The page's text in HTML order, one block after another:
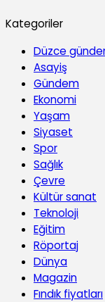
Kategoriler
Düzce
Asayiş
Gündem
Ekonomi
Yaşam
Siyaset
Spor
Sağlık
Çevre
Kültür sanat
Teknoloji
Eğitim
Röportaj
Dünya
Magazin
Fındık fiyatları